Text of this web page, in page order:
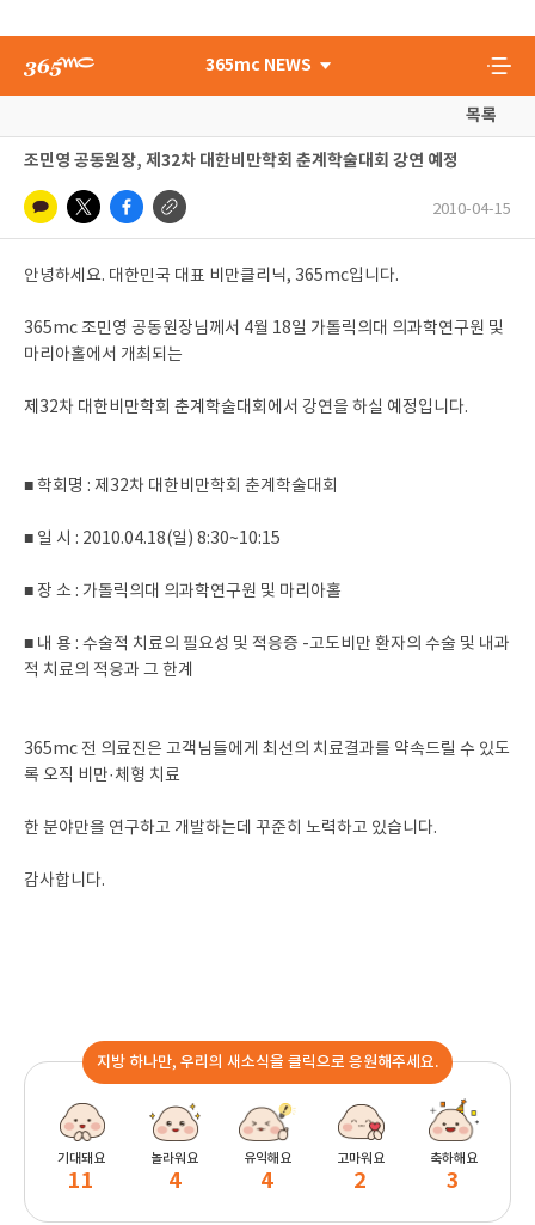
365mc NEWS
목록
조민영 공동원장, 제32차 대한비만학회 춘계학술대회 강연 예정
2010-04-15
안녕하세요. 대한민국 대표 비만클리닉, 365mc입니다.
365mc 조민영 공동원장님께서 4월 18일 가톨릭의대 의과학연구원 및
마리아홀에서 개최되는
제32차 대한비만학회 춘계학술대회에서 강연을 하실 예정입니다.
■ 학회명 : 제32차 대한비만학회 춘계학술대회
■ 일 시 : 2010.04.18(일) 8:30~10:15
■ 장 소 : 가톨릭의대 의과학연구원 및 마리아홀
■ 내 용 : 수술적 치료의 필요성 및 적응증 -고도비만 환자의 수술 및 내과
적 치료의 적응과 그 한계
365mc 전 의료진은 고객님들에게 최선의 치료결과를 약속드릴 수 있도
록 오직 비만·체형 치료
한 분야만을 연구하고 개발하는데 꾸준히 노력하고 있습니다.
감사합니다.
지방 하나만, 우리의 새소식을 클릭으로 응원해주세요.
기대돼요
11
놀라워요
4
유익해요
4
고마워요
2
축하해요
3